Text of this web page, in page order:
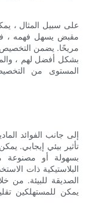
على سبيل المثال ،
مقبض يسهل فهمه ،
مريحًا. يضمن
بشكل أفضل لهم ،
المستوى من
إلى جانب الفوائد
تأثير بيئي إيجابي.
بسهولة أو مصنوعة
البلاستيكية ذات
الصديقة للبيئة. من
يمكن للمستهلكين